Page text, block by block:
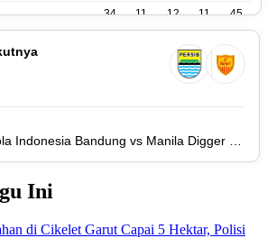
34 11 12 11
45
16
36
34 8 10 16
34 5 5 24
20
Ini